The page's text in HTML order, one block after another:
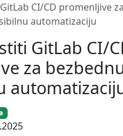
CI/CD promenljive za
automatizaciju
GitLab CI/
za